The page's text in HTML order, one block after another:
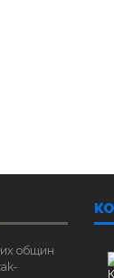
общин